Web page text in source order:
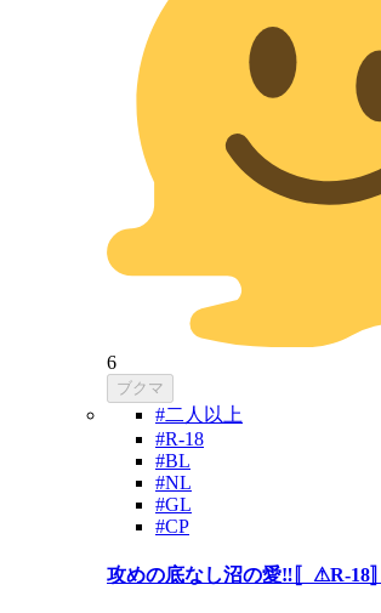
6
ブクマ
#二人以上
#R-18
#BL
#NL
#GL
#CP
攻めの底なし沼の愛‼️〚⚠R-18〛